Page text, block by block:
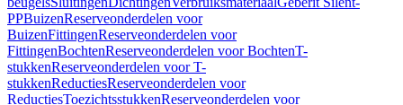
PPBuizenReserveonderdelen voor
BuizenFittingenReserveonderdelen voor
FittingenBochtenReserveonderdelen voor BochtenT-
stukkenReserveonderdelen voor T-
stukkenReductiesReserveonderdelen voor
ReductiesToezichtsstukkenReserveonderdelen voor